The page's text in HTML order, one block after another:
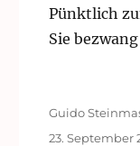
1
Pünktlich
Sie
Autor
Guido
Veröffentlicht
23. September